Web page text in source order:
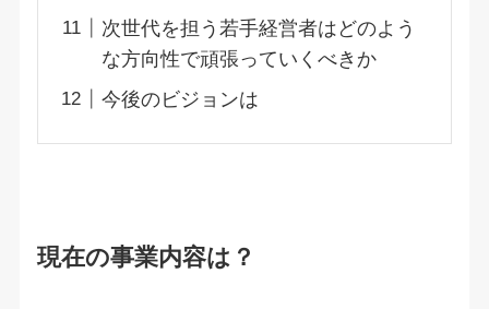
次世代を担う若手経営者はどのよう
な方向性で頑張っていくべきか
今後のビジョンは
現在の事業内容は？